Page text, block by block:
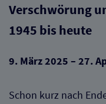
Verschwörung
1945 bis heute
9. März 2025 – 27.
Schon kurz nach